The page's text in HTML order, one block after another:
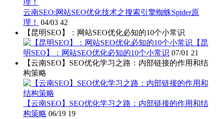
云南SEO:网站SEO优化技术之搜索引擎蜘蛛Spider原
理！
04/03 42
【昆明SEO】：网站SEO优化必知的10个小常识
【昆
明SEO】：网站SEO优化必知的10个小常识 07/01 21
【云南SEO】SEO优化学习之路：内部链接的作用和结
构策略
【云南SEO】SEO优化学习之路：内部链接的作用和结
构策略 06/19 19